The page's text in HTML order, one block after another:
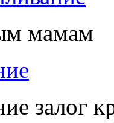
мамам
залог